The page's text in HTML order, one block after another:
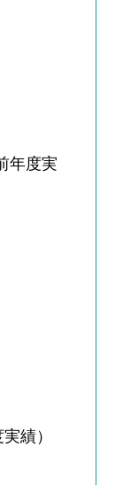
年度実
績）